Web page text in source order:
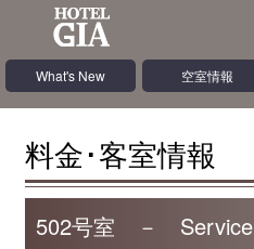
What's New 空室情報
料金･客室情報
502号室 － Service